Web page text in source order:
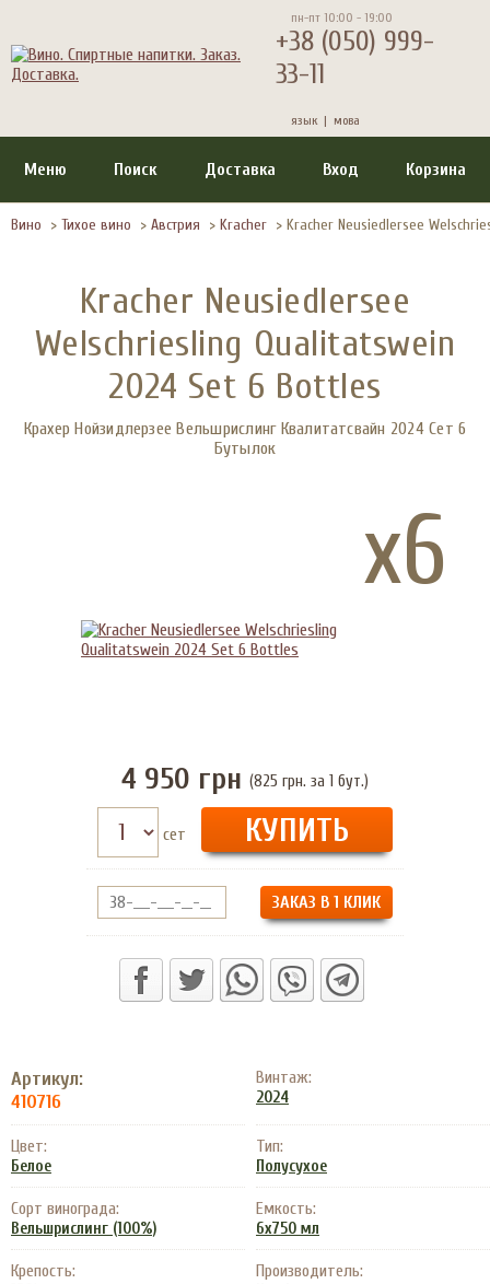
пн-пт 10:00 - 19:00
+38 (050) 999-
33-11
язык | мова
Меню Поиск Доставка Вход Корзина
Вино > Тихое вино > Австрия > Kracher > Kracher Neusiedlersee
Kracher Neusiedlersee
Welschriesling Qualitatswein
2024 Set 6 Bottles
Крахер Нойзидлерзее Вельшрислинг Квалитатсвайн 2024 Сет 6
Бутылок
x6
4 950 грн (825 грн. за 1 бут.)
сет
ЗАКАЗ В 1 КЛИК
Артикул:
410716
Винтаж:
2024
Цвет:
Белое
Тип:
Полусухое
Сорт винограда:
Вельшрислинг (100%)
Емкость:
6x750 мл
Крепость:
Производитель: